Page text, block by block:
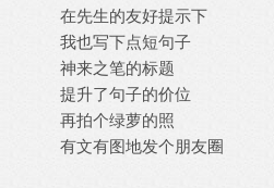
在先生的友好提示下
我也写下点短句子
神来之笔的标题
提升了句子的价位
再拍个绿萝的照
有文有图地发个朋友圈